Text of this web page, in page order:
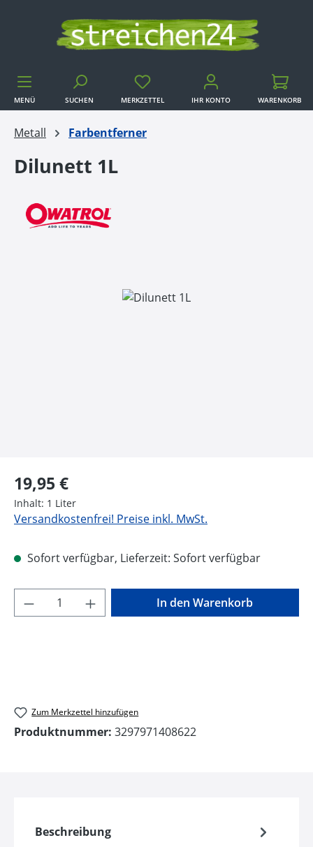
Zum Hauptinhalt springen
MENÜ SUCHEN MERKZETTEL IHR KONTO
WARENKORB
Metall Farbentferner
Dilunett 1L
Bildergalerie überspringen
Regulärer Preis:
19,95 €
Inhalt: 1 Liter
Versandkostenfrei! Preise inkl. MwSt.
Sofort verfügbar, Lieferzeit: Sofort verfügbar
Produkt Anzahl: Gib den gewünschten
In den Warenkorb
Zum Merkzettel hinzufügen
Produktnummer: 3297971408622
Beschreibung